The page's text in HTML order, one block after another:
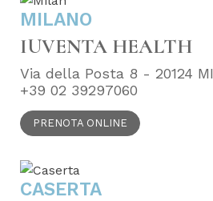
MILANO
IUVENTA HEALTH
Via della Posta 8 - 20124 MI
+39 02 39297060
PRENOTA ONLINE
CASERTA